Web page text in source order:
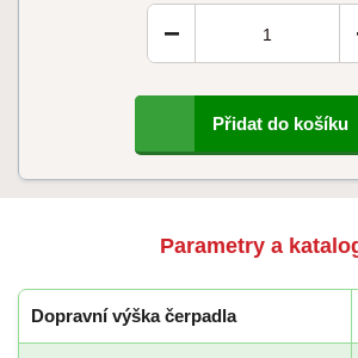
−
Přidat do košíku
Parametry a
Dopravní výška čerpadla